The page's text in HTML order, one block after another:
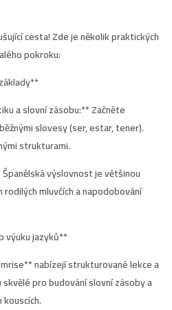
cesta! Zde je několik praktických
pokroku:
**
a slovní zásobu:** Začněte
slovesy (ser, estar, tener).
strukturami.
výslovnost je většinou
mluvčích a napodobování
výuku jazyků**
nabízejí strukturované lekce a
pro budování slovní zásoby a